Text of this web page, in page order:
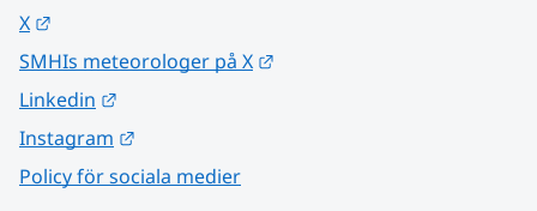
X
SMHIs meteorologer på X
Linkedin
Instagram
Policy för sociala medier